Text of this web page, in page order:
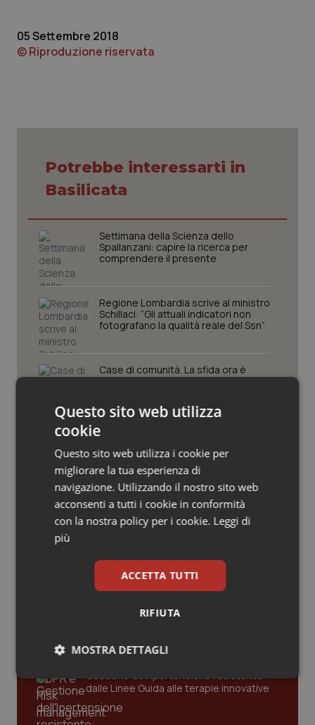
Marche
Provincia Autonoma di Trento
Puglia
Sardegna
Sicilia
Toscana
Umbria
Valle D’Aosta
Veneto
Donna & Salute
Ipertensione & Scompenso
Malattie rare
Malattia di Crohn & Rettocolite Ulcerosa
Neuroscienze & patologie neurodegenerative
Obesità
Oftalmologia
Oncodermatologia
Oncoematologia
Oncologia & Nutrizione
Psoriasi & pelle
Quotidiano Cardiologia
Quotidiano Chirurgia
Rene & patologie urogenitali
05 Settembre 2018
© Riproduzione riservata
Potrebbe interessarti in
Basilicata
Settimana della Scienza dello
Spallanzani: capire la ricerca per
comprendere il presente
Regione Lombardia scrive al ministro
Schillaci: “Gli attuali indicatori non
fotografano la qualità reale del Ssn”
Case di comunità. La sfida ora è
riempirle di professionisti e servizi. Il
San Raffaele di Milano. Ispezioni e
criticità riscontrate, stop al
laboratorio di Embriologia
Cloud sanitario: infrastrutture,
compliance, GDPR e Risk management
Gestione dell'Ipertensione resistente:
dalle Linee Guida alle terapie innovative
Questo sito web utilizza
cookie
Questo sito web utilizza i cookie per
migliorare la tua esperienza di
navigazione. Utilizzando il nostro sito web
acconsenti a tutti i cookie in conformità
con la nostra policy per i cookie. Leggi di
più
ACCETTA TUTTI
RIFIUTA
MOSTRA DETTAGLI
Necessari Statistici Marketing